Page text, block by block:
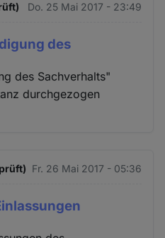
Do. 25 Mai 2017 - 23:49
des
des Sachverhalts"
durchgezogen
Fr. 26 Mai 2017 - 05:36